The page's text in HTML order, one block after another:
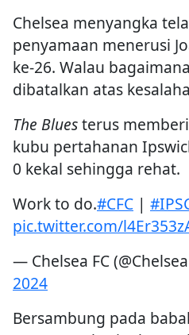
Chelsea menyangka
penyamaan menerusi
ke-26. Walau
dibatalkan atas
The Bluesterus
kubu pertahanan
0 kekal sehingga rehat.
Work to do.#CFC |
pic.twitter.com/
— Chelsea FC
2024
Bersambung pada